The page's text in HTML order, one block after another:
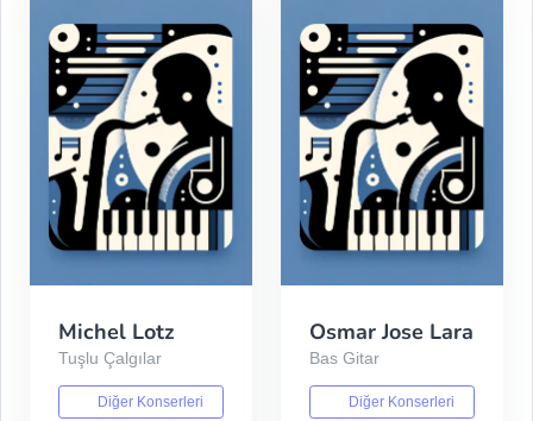
Michel Lotz
Tuşlu Çalgılar
Diğer Konserleri
Osmar Jose Lara
Bas Gitar
Diğer Konserleri